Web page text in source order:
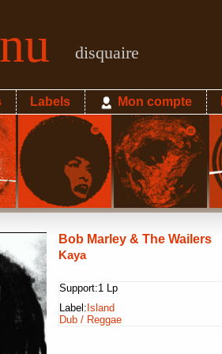
disquaire
Labels Mon compte
Bob Marley & The Wailers
Kaya
Support:1 Lp
Label: Island
Dub / Reggae